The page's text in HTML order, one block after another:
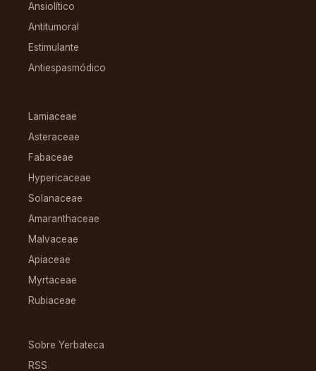
Ansiolítico
Antitumoral
Estimulante
Antiespasmódico
Lamiaceae
Asteraceae
Fabaceae
Hypericaceae
Solanaceae
Amaranthaceae
Malvaceae
Apiaceae
Myrtaceae
Rubiaceae
Sobre Yerbateca
RSS